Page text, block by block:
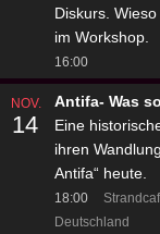
Diskurs.
im Workshop.
16:00
NOV.
14
Antifa- Was
Eine
ihren
Antifa“ heute.
18:00
Deutschland